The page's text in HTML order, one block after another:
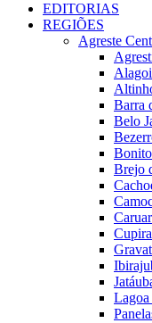
EDITORIAS
REGIÕES
Agreste
Barra
Belo
Bonito
Brejo
Cupira
Lagoa